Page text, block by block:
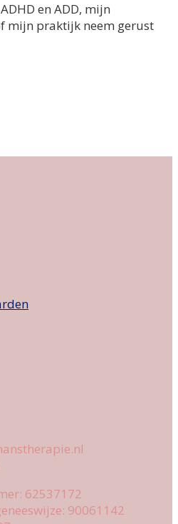
en ADD, mijn
mijn praktijk neem gerust
62537172
90061142